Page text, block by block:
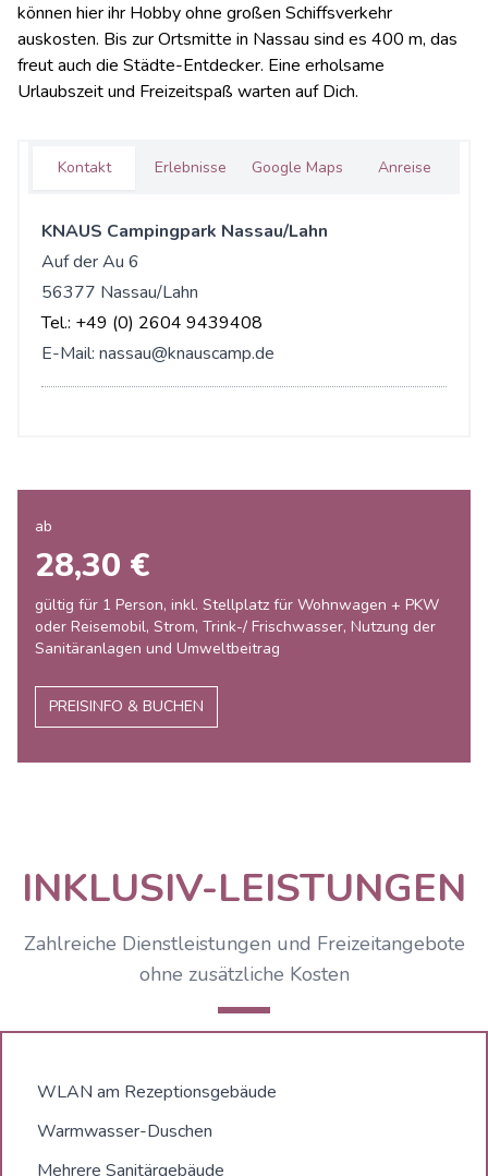
können hier ihr Hobby ohne großen Schiffsverkehr
auskosten. Bis zur Ortsmitte in Nassau sind es 400 m, das
freut auch die Städte-Entdecker. Eine erholsame
Urlaubszeit und Freizeitspaß warten auf Dich.
Kontakt Erlebnisse Google Maps Anreise
KNAUS Campingpark Nassau/Lahn
Auf der Au 6
56377 Nassau/Lahn
Tel.: +49 (0) 2604 9439408
E-Mail: nassau@knauscamp.de
ab
28,30 €
gültig für 1 Person, inkl. Stellplatz für Wohnwagen + PKW
oder Reisemobil, Strom, Trink-/ Frischwasser, Nutzung der
Sanitäranlagen und Umweltbeitrag
PREISINFO & BUCHEN
INKLUSIV-LEISTUNGEN
Zahlreiche Dienstleistungen und Freizeitangebote
ohne zusätzliche Kosten
WLAN am Rezeptionsgebäude
Warmwasser-Duschen
Mehrere Sanitärgebäude